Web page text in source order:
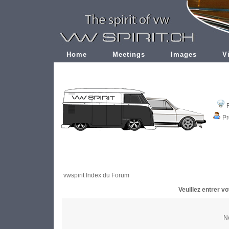
Home Meetings Images
vwspirit Index du Forum
Veuillez entrer